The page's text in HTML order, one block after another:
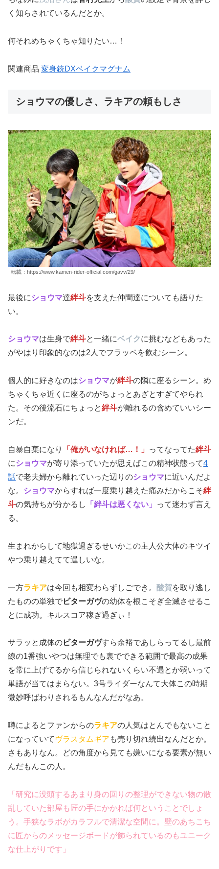
く知らされているんだとか。
何それめちゃくちゃ知りたい…！
関連商品 変身銃DXベイクマグナム
ショウマの優しさ、ラキアの頼もしさ
転載：https://www.kamen-rider-official.com/gavv/29/
最後に ショウマ達絆斗を支えた仲間達についても語りた
い。
ショウマは生身で絆斗と一緒にベイクに挑むなどもあった
がやはり印象的なのは2人でフラッペを飲むシーン。
個人的に好きなのはショウマが絆斗の隣に座るシーン。め
ちゃくちゃ近くに座るのがちょっとあざとすぎてやられ
た。その後流石にちょっと絆斗が離れるの含めていいシー
ンだ。
自暴自棄になり 「俺がいなければ…！」 ってなってた絆斗
に ショウマが寄り添っていたが思えばこの精神状態って4
話で老夫婦から離れていった辺りのショウマに近いんだよ
な。
ショウマからすれば一度乗り越えた痛みだからこそ絆
斗の気持ちが分かるし 「絆斗は悪くない」
って迷わず言え
る。
生まれからして地獄過ぎるせいかこの主人公大体のキツイ
やつ乗り越えてて逞しいな。
一方ラキアは今回も相変わらずしごでき。 酸賀を取り逃し
たものの単独でビターガヴの幼体を根こそぎ全滅させるこ
とに成功。キルスコア稼ぎ過ぎぃ！
サラッと成体のビターガヴすら余裕であしらってるし最前
線の1番強いやつは無理でも裏でできる範囲で最高の成果
を常に上げてるから信じられないくらい不遇とか弱いって
単語が当てはまらない。3号ライダーなんて大体この時期
微妙呼ばわりされるもんなんだがなあ。
噂によるとファンからのラキアの人気はとんでもないこと
になっていて ヴラスタムギア も売り切れ続出なんだとか。
さもありなん。どの角度から見ても嫌いになる要素が無い
んだもんこの人。
「研究に没頭するあまり身の回りの整理ができない物の散
乱していた部屋も匠の手にかかれば何ということでしょ
う。手狭なラボがカラフルで清潔な空間に。壁のあちこち
に匠からのメッセージボードが飾られているのもユニーク
な仕上がりです」